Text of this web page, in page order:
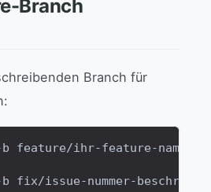
Branch
Branch für
feature/ihr-feature-name
fix/issue-nummer-